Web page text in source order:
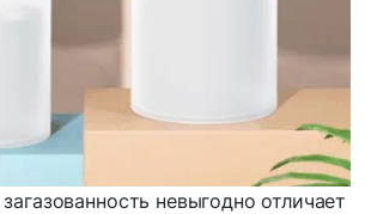
невыгодно отличает